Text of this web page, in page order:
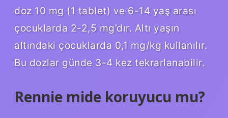
doz 10 mg (1 tablet) ve 6-14 yaş arası
çocuklarda 2-2,5 mg’dır. Altı yaşın
altındaki çocuklarda 0,1 mg/kg kullanılır.
Bu dozlar günde 3-4 kez tekrarlanabilir.
Rennie mide koruyucu mu?